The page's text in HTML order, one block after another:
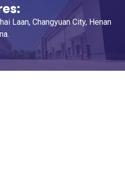
Laan, Changyuan City, Henan